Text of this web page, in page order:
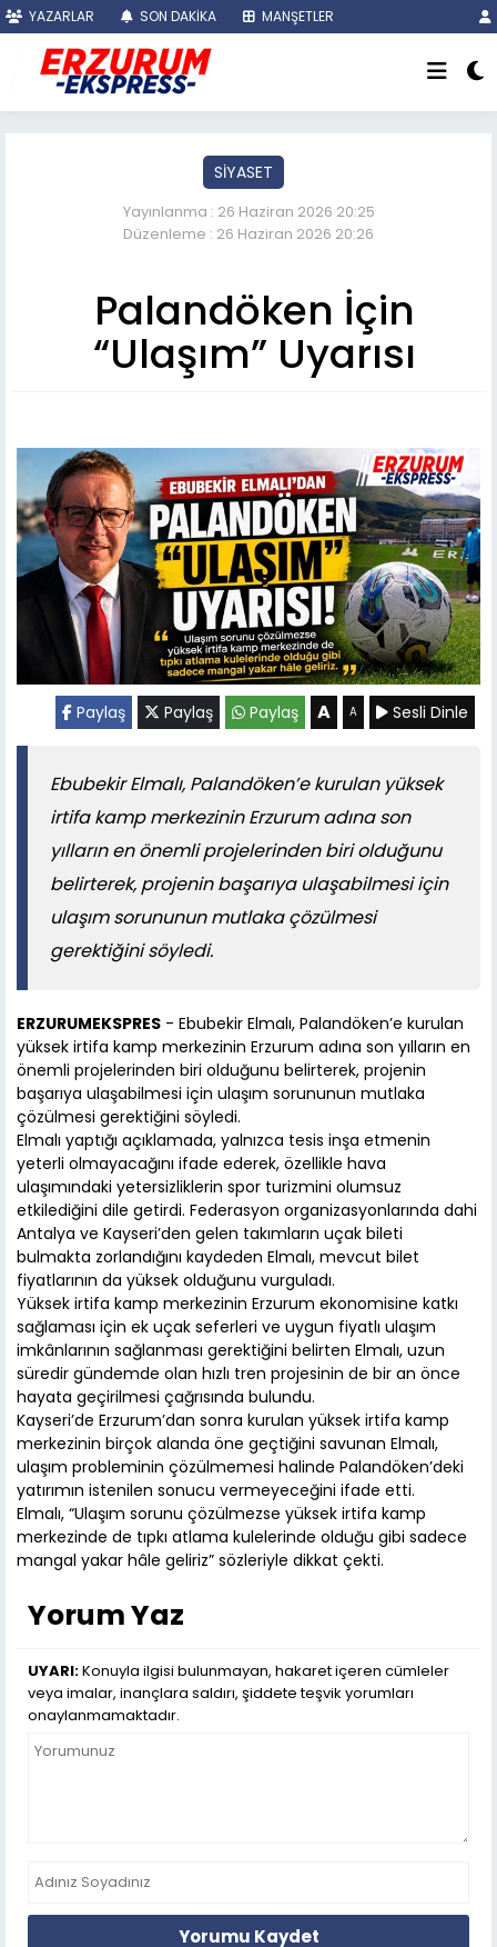
YAZARLAR SON DAKİKA MANŞETLER
SİYASET
Yayınlanma : 26 Haziran 2026 20:25
Düzenleme : 26 Haziran 2026 20:26
Palandöken İçin
“Ulaşım” Uyarısı
Paylaş Paylaş Paylaş A A Sesli Dinle
Ebubekir Elmalı, Palandöken’e kurulan yüksek
irtifa kamp merkezinin Erzurum adına son
yılların en önemli projelerinden biri olduğunu
belirterek, projenin başarıya ulaşabilmesi için
ulaşım sorununun mutlaka çözülmesi
gerektiğini söyledi.
ERZURUMEKSPRES - Ebubekir Elmalı, Palandöken’e kurulan
yüksek irtifa kamp merkezinin Erzurum adına son yılların en
önemli projelerinden biri olduğunu belirterek, projenin
başarıya ulaşabilmesi için ulaşım sorununun mutlaka
çözülmesi gerektiğini söyledi.
Elmalı yaptığı açıklamada, yalnızca tesis inşa etmenin
yeterli olmayacağını ifade ederek, özellikle hava
ulaşımındaki yetersizliklerin spor turizmini olumsuz
etkilediğini dile getirdi. Federasyon organizasyonlarında dahi
Antalya ve Kayseri’den gelen takımların uçak bileti
bulmakta zorlandığını kaydeden Elmalı, mevcut bilet
fiyatlarının da yüksek olduğunu vurguladı.
Yüksek irtifa kamp merkezinin Erzurum ekonomisine katkı
sağlaması için ek uçak seferleri ve uygun fiyatlı ulaşım
imkânlarının sağlanması gerektiğini belirten Elmalı, uzun
süredir gündemde olan hızlı tren projesinin de bir an önce
hayata geçirilmesi çağrısında bulundu.
Kayseri’de Erzurum’dan sonra kurulan yüksek irtifa kamp
merkezinin birçok alanda öne geçtiğini savunan Elmalı,
ulaşım probleminin çözülmemesi halinde Palandöken’deki
yatırımın istenilen sonucu vermeyeceğini ifade etti.
Elmalı, “Ulaşım sorunu çözülmezse yüksek irtifa kamp
merkezinde de tıpkı atlama kulelerinde olduğu gibi sadece
mangal yakar hâle geliriz” sözleriyle dikkat çekti.
Yorum Yaz
UYARI:Konuyla ilgisi bulunmayan, hakaret içeren cümleler
veya imalar, inançlara saldırı, şiddete teşvik yorumları
onaylanmamaktadır.
Yorumu Kaydet